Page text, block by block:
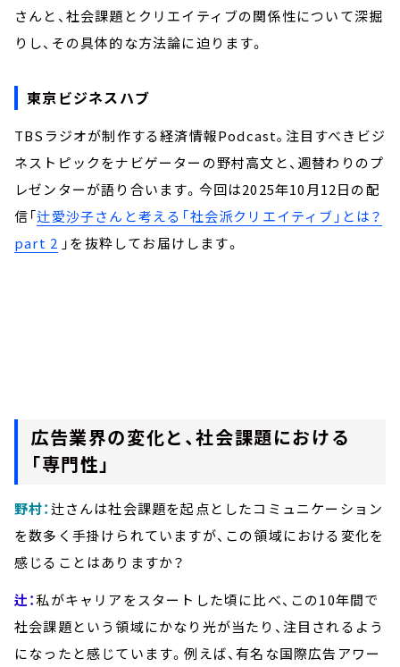
さんと、社会課題とクリエイティブの関係性について深掘
りし、その具体的な方法論に迫ります。
東京ビジネスハブ
TBSラジオが制作する経済情報Podcast｡注目すべきビジ
ネストピックをナビゲーターの野村高文と、週替わりのプ
レゼンターが語り合います。今回は2025年10月12日の配
信「辻愛沙子さんと考える「社会派クリエイティブ」とは？
part 2 」を抜粋してお届けします。
広告業界の変化と、社会課題における
「専門性」
野村：辻さんは社会課題を起点としたコミュニケーション
を数多く手掛けられていますが、この領域における変化を
感じることはありますか？
辻：私がキャリアをスタートした頃に比べ、この10年間で
社会課題という領域にかなり光が当たり、注目されるよう
になったと感じています。例えば、有名な国際広告アワー